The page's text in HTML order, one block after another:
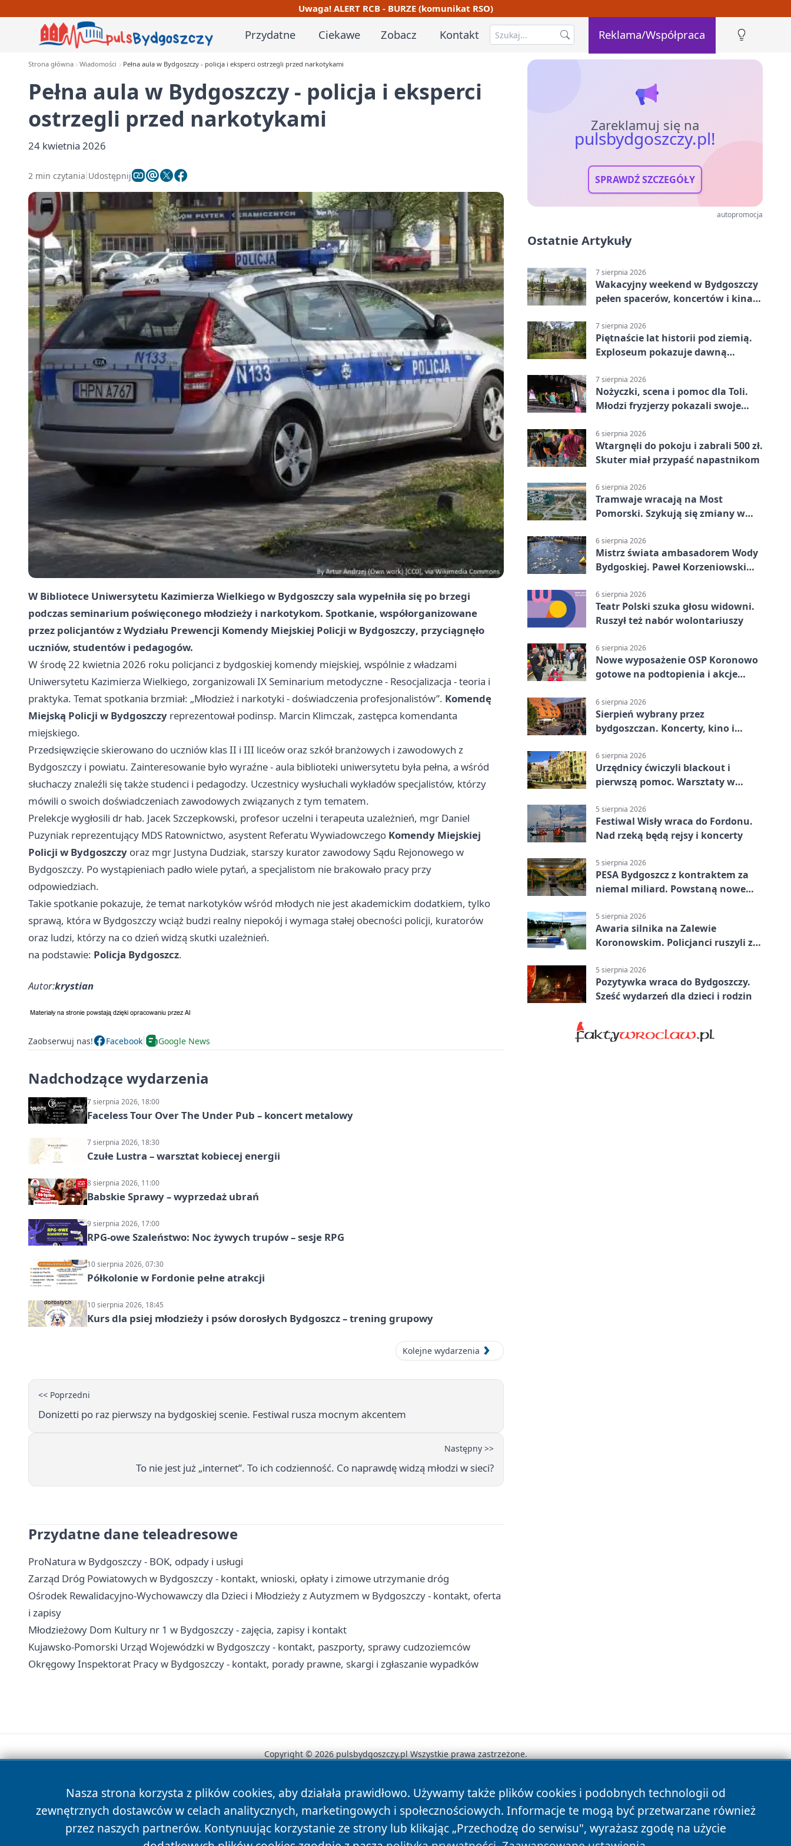
Uwaga! ALERT RCB - BURZE (komunikat RSO)
Przydatne Ciekawe Zobacz Kontakt Reklama/Współpraca
Strona główna Wiadomości Pełna aula w Bydgoszczy - policja i eksperci ostrzegli przed narkotykami
Pełna aula w Bydgoszczy - policja i eksperci
ostrzegli przed narkotykami
24 kwietnia 2026
2 min czytania Udostępnij
W Bibliotece Uniwersytetu Kazimierza Wielkiego w Bydgoszczy sala wypełniła się po brzegi
podczas seminarium poświęconego młodzieży i narkotykom. Spotkanie, współorganizowane
przez policjantów z Wydziału Prewencji Komendy Miejskiej Policji w Bydgoszczy, przyciągnęło
uczniów, studentów i pedagogów.
W środę 22 kwietnia 2026 roku policjanci z bydgoskiej komendy miejskiej, wspólnie z władzami
Uniwersytetu Kazimierza Wielkiego, zorganizowali IX Seminarium metodyczne - Resocjalizacja - teoria i
praktyka. Temat spotkania brzmiał: „Młodzież i narkotyki - doświadczenia profesjonalistów”. Komendę
Miejską Policji w Bydgoszczy reprezentował podinsp. Marcin Klimczak, zastępca komendanta
miejskiego.
Przedsięwzięcie skierowano do uczniów klas II i III liceów oraz szkół branżowych i zawodowych z
Bydgoszczy i powiatu. Zainteresowanie było wyraźne - aula biblioteki uniwersytetu była pełna, a wśród
słuchaczy znaleźli się także studenci i pedagodzy. Uczestnicy wysłuchali wykładów specjalistów, którzy
mówili o swoich doświadczeniach zawodowych związanych z tym tematem.
Prelekcje wygłosili dr hab. Jacek Szczepkowski, profesor uczelni i terapeuta uzależnień, mgr Daniel
Puzyniak reprezentujący MDS Ratownictwo, asystent Referatu Wywiadowczego Komendy Miejskiej
Policji w Bydgoszczy oraz mgr Justyna Dudziak, starszy kurator zawodowy Sądu Rejonowego w
Bydgoszczy. Po wystąpieniach padło wiele pytań, a specjalistom nie brakowało pracy przy
odpowiedziach.
Takie spotkanie pokazuje, że temat narkotyków wśród młodych nie jest akademickim dodatkiem, tylko
sprawą, która w Bydgoszczy wciąż budzi realny niepokój i wymaga stałej obecności policji, kuratorów
oraz ludzi, którzy na co dzień widzą skutki uzależnień.
na podstawie: Policja Bydgoszcz.
Autor:krystian
Zaobserwuj nas! Facebook Google News
Nadchodzące wydarzenia
7 sierpnia 2026, 18:00
Faceless Tour Over The Under Pub – koncert metalowy
7 sierpnia 2026, 18:30
Czułe Lustra – warsztat kobiecej energii
8 sierpnia 2026, 11:00
Babskie Sprawy – wyprzedaż ubrań
9 sierpnia 2026, 17:00
RPG-owe Szaleństwo: Noc żywych trupów – sesje RPG
10 sierpnia 2026, 07:30
Półkolonie w Fordonie pełne atrakcji
10 sierpnia 2026, 18:45
Kurs dla psiej młodzieży i psów dorosłych Bydgoszcz – trening grupowy
Kolejne wydarzenia
<< Poprzedni
Donizetti po raz pierwszy na bydgoskiej scenie. Festiwal rusza mocnym akcentem
Następny >>
To nie jest już „internet”. To ich codzienność. Co naprawdę widzą młodzi w sieci?
Przydatne dane teleadresowe
ProNatura w Bydgoszczy - BOK, odpady i usługi
Zarząd Dróg Powiatowych w Bydgoszczy - kontakt, wnioski, opłaty i zimowe utrzymanie dróg
Ośrodek Rewalidacyjno-Wychowawczy dla Dzieci i Młodzieży z Autyzmem w Bydgoszczy - kontakt, oferta
i zapisy
Młodzieżowy Dom Kultury nr 1 w Bydgoszczy - zajęcia, zapisy i kontakt
Kujawsko-Pomorski Urząd Wojewódzki w Bydgoszczy - kontakt, paszporty, sprawy cudzoziemców
Okręgowy Inspektorat Pracy w Bydgoszczy - kontakt, porady prawne, skargi i zgłaszanie wypadków
Zareklamuj się na
pulsbydgoszczy.pl!
SPRAWDŹ SZCZEGÓŁY
autopromocja
Ostatnie Artykuły
7 sierpnia 2026
Wakacyjny weekend w Bydgoszczy
pełen spacerów, koncertów i kina
7 sierpnia 2026
Piętnaście lat historii pod ziemią.
Exploseum pokazuje dawną
7 sierpnia 2026
Nożyczki, scena i pomoc dla Toli.
Młodzi fryzjerzy pokazali swoje
6 sierpnia 2026
Wtargnęli do pokoju i zabrali 500 zł.
Skuter miał przypaść napastnikom
6 sierpnia 2026
Tramwaje wracają na Most
Pomorski. Szykują się zmiany w
6 sierpnia 2026
Mistrz świata ambasadorem Wody
Bydgoskiej. Paweł Korzeniowski
6 sierpnia 2026
Teatr Polski szuka głosu widowni.
Ruszył też nabór wolontariuszy
6 sierpnia 2026
Nowe wyposażenie OSP Koronowo
gotowe na podtopienia i akcje
6 sierpnia 2026
Sierpień wybrany przez
bydgoszczan. Koncerty, kino i
6 sierpnia 2026
Urzędnicy ćwiczyli blackout i
pierwszą pomoc. Warsztaty w
5 sierpnia 2026
Festiwal Wisły wraca do Fordonu.
Nad rzeką będą rejsy i koncerty
5 sierpnia 2026
PESA Bydgoszcz z kontraktem za
niemal miliard. Powstaną nowe
5 sierpnia 2026
Awaria silnika na Zalewie
Koronowskim. Policjanci ruszyli z
5 sierpnia 2026
Pozytywka wraca do Bydgoszczy.
Sześć wydarzeń dla dzieci i rodzin
Nasza strona korzysta z plików cookies, aby działała prawidłowo. Używamy także plików cookies i podobnych technologii od
zewnętrznych dostawców w celach analitycznych, marketingowych i społecznościowych. Informacje te mogą być przetwarzane również
przez naszych partnerów. Kontynuując korzystanie ze strony lub klikając „Przechodzę do serwisu", wyrażasz zgodę na użycie
Copyright © 2026 pulsbydgoszczy.pl Wszystkie prawa zastrzeżone.
News Autorzy Polityka Prywatności Polityka Cookies